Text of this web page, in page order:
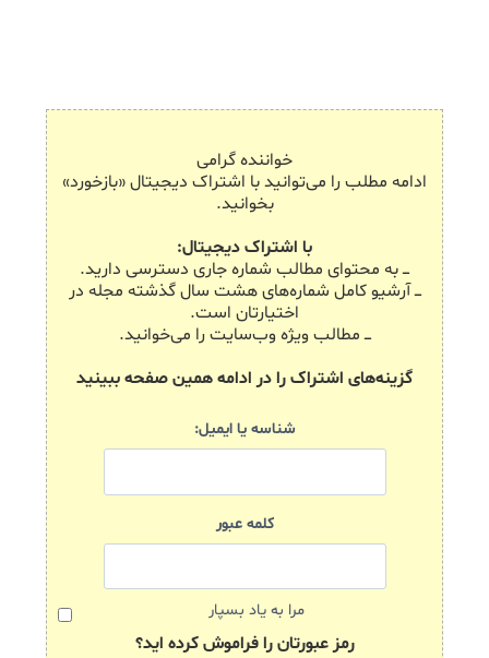
خواننده گرامی
ادامه مطلب را می‌توانید با اشتراک دیجیتال «بازخورد»
بخوانید.
با اشتراک دیجیتال:
ـــ به محتوای مطالب شماره جاری دسترسی دارید.
ـــ آرشیو کامل شماره‌های هشت سال گذشته مجله در
اختیارتان است.
ـــ مطالب ویژه وب‌سایت را می‌خوانید.
گزینه‌های اشتراک را در ادامه همین صفحه ببینید
شناسه یا ایمیل:
کلمه عبور
مرا به یاد بسپار
رمز عبورتان را فراموش کرده اید؟